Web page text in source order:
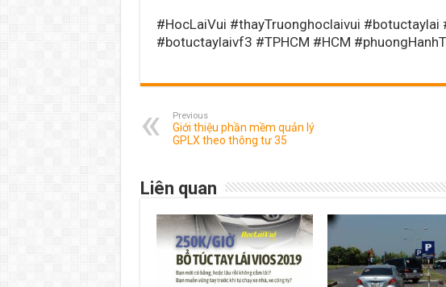
#HocLaiVui #thayTruonghoclaivui
#botuctaylaivf3 #TPHCM #HCM
Previous
Giới thiệu phần mềm quản lý
GPLX theo thông tư 35
Liên quan